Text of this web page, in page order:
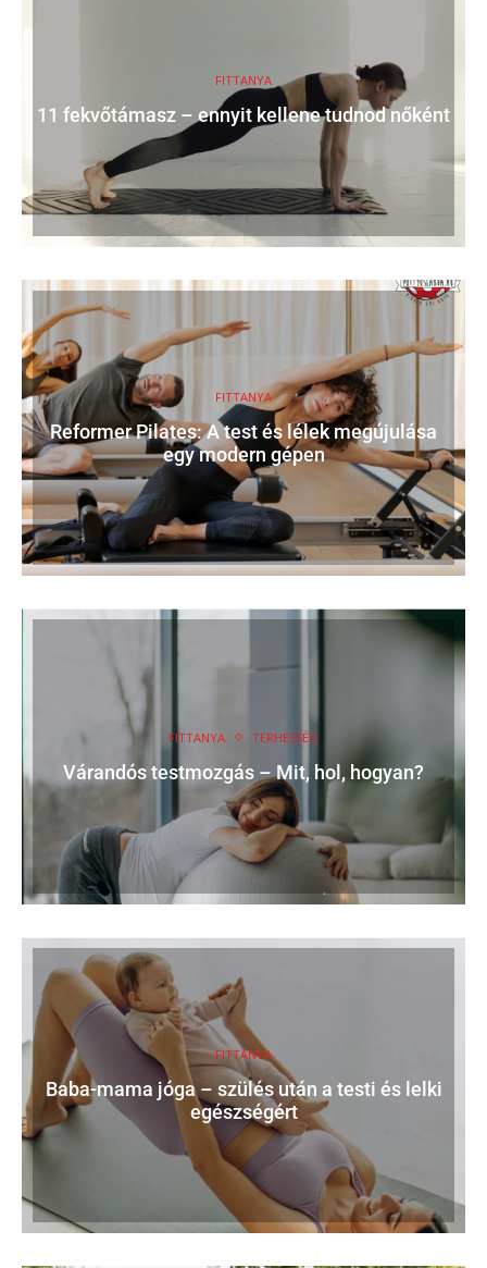
FITTANYA
11 fekvőtámasz – ennyit kellene tudnod nőként
FITTANYA
Reformer Pilates: A test és lélek megújulása
egy modern gépen
FITTANYA TERHESSÉG
Várandós testmozgás – Mit, hol, hogyan?
FITTANYA
Baba-mama jóga – szülés után a testi és lelki
egészségért